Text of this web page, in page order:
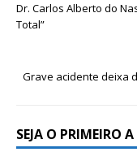
Dr. Carlos Alberto do
Total”
Grave acidente deixa
SEJA O PRIMEIRO